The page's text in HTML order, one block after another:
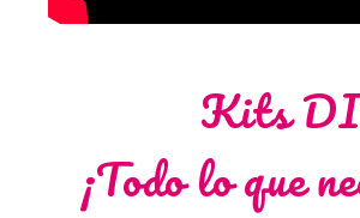
Kits
¡Todo lo que